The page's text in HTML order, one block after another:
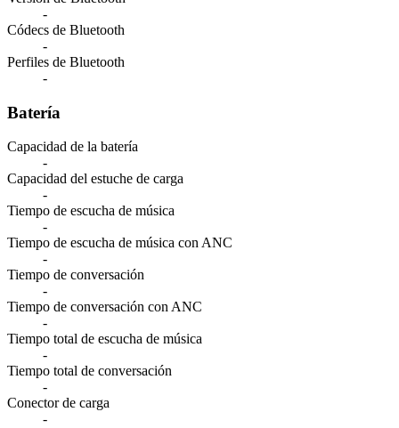
-
Códecs de Bluetooth
-
Perfiles de Bluetooth
-
Batería
Capacidad de la batería
-
Capacidad del estuche de carga
-
Tiempo de escucha de música
-
Tiempo de escucha de música con ANC
-
Tiempo de conversación
-
Tiempo de conversación con ANC
-
Tiempo total de escucha de música
-
Tiempo total de conversación
-
Conector de carga
-